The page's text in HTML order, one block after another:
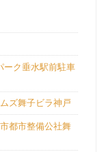
ク垂水駅前駐車
ズ舞子ビラ神戸
都市整備公社舞